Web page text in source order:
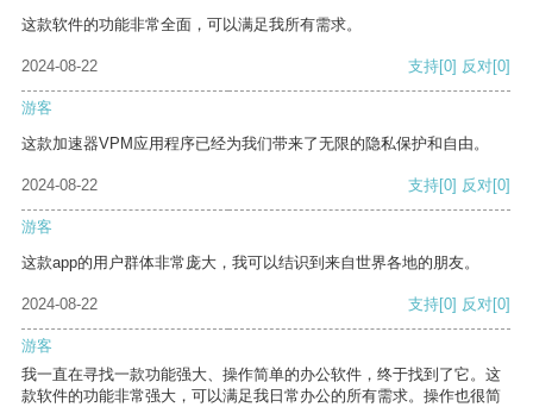
这款软件的功能非常全面，可以满足我所有需求。
2024-08-22 支持[0] 反对[0]
游客
这款加速器VPM应用程序已经为我们带来了无限的隐私保护和自由。
2024-08-22 支持[0] 反对[0]
游客
这款app的用户群体非常庞大，我可以结识到来自世界各地的朋友。
2024-08-22 支持[0] 反对[0]
游客
我一直在寻找一款功能强大、操作简单的办公软件，终于找到了它。这
款软件的功能非常强大，可以满足我日常办公的所有需求。操作也很简